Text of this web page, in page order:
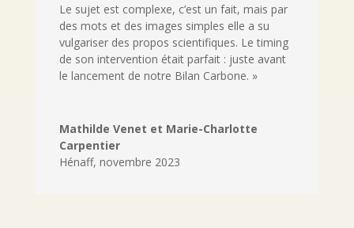
Le sujet est complexe, c’est un fait, mais par
des mots et des images simples elle a su
vulgariser des propos scientifiques. Le timing
de son intervention était parfait : juste avant
le lancement de notre Bilan Carbone. »
Mathilde Venet et Marie-Charlotte
Carpentier
Hénaff, novembre 2023